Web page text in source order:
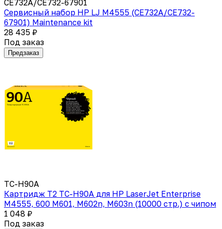
CE732A/CE732-67901
Сервисный набор HP LJ M4555 (CE732A/CE732-
67901) Maintenance kit
28 435 ₽
Под заказ
Предзаказ
TC-H90A
Картридж T2 TC-H90A для HP LaserJet Enterprise
M4555, 600 M601, M602n, M603n (10000 стр.) с чипом
1 048 ₽
Под заказ